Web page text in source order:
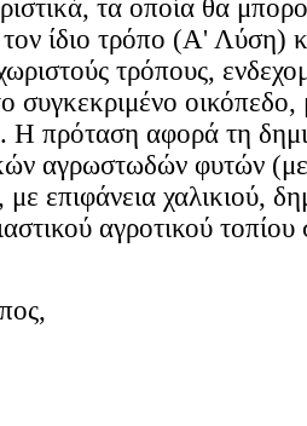
τα οποία θα
τον ίδιο τρόπο (Α' Λύση)
τρόπους,
συγκεκριμένο οικόπεδο,
Η πρόταση αφορά τη
αγρωστωδών φυτών
επιφάνεια χαλικιού,
αγροτικού τοπίου